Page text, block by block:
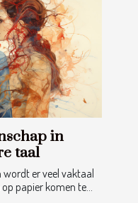
in
taal
wordt er veel vaktaal
papier komen te...